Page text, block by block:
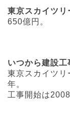
東京スカイツリ
650億円。
いつから建設工
東京スカイツ
年。
工事開始は